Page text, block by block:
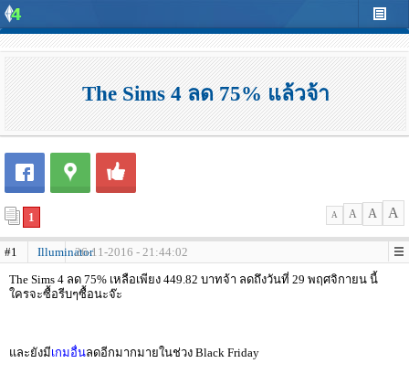
The Sims 4 ลด 75% แล้วจ้า
1 A A A A
#1 Illuminator26-11-2016 - 21:44:02
The Sims 4 ลด 75% เหลือเพียง 449.82 บาทจ้า ลดถึงวันที่ 29 พฤศจิกายน นี้
ใครจะซื้อรีบๆซื้อนะจ๊ะ
และยังมีเกมอื่นลดอีกมากมายในช่วง Black Friday